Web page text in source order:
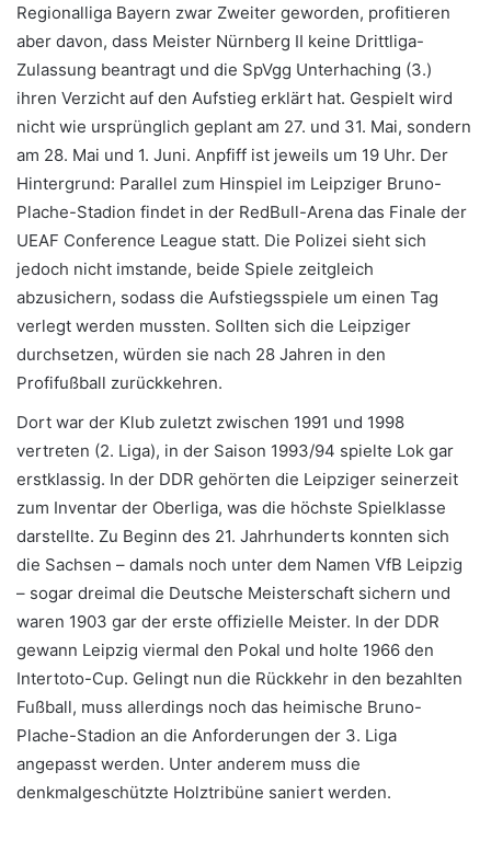
Regionalliga Bayern zwar Zweiter geworden, profitieren
aber davon, dass Meister Nürnberg II keine Drittliga-
Zulassung beantragt und die SpVgg Unterhaching (3.)
ihren Verzicht auf den Aufstieg erklärt hat. Gespielt wird
nicht wie ursprünglich geplant am 27. und 31. Mai, sondern
am 28. Mai und 1. Juni. Anpfiff ist jeweils um 19 Uhr. Der
Hintergrund: Parallel zum Hinspiel im Leipziger Bruno-
Plache-Stadion findet in der RedBull-Arena das Finale der
UEAF Conference League statt. Die Polizei sieht sich
jedoch nicht imstande, beide Spiele zeitgleich
abzusichern, sodass die Aufstiegsspiele um einen Tag
verlegt werden mussten. Sollten sich die Leipziger
durchsetzen, würden sie nach 28 Jahren in den
Profifußball zurückkehren.
Dort war der Klub zuletzt zwischen 1991 und 1998
vertreten (2. Liga), in der Saison 1993/94 spielte Lok gar
erstklassig. In der DDR gehörten die Leipziger seinerzeit
zum Inventar der Oberliga, was die höchste Spielklasse
darstellte. Zu Beginn des 21. Jahrhunderts konnten sich
die Sachsen – damals noch unter dem Namen VfB Leipzig
– sogar dreimal die Deutsche Meisterschaft sichern und
waren 1903 gar der erste offizielle Meister. In der DDR
gewann Leipzig viermal den Pokal und holte 1966 den
Intertoto-Cup. Gelingt nun die Rückkehr in den bezahlten
Fußball, muss allerdings noch das heimische Bruno-
Plache-Stadion an die Anforderungen der 3. Liga
angepasst werden. Unter anderem muss die
denkmalgeschützte Holztribüne saniert werden.